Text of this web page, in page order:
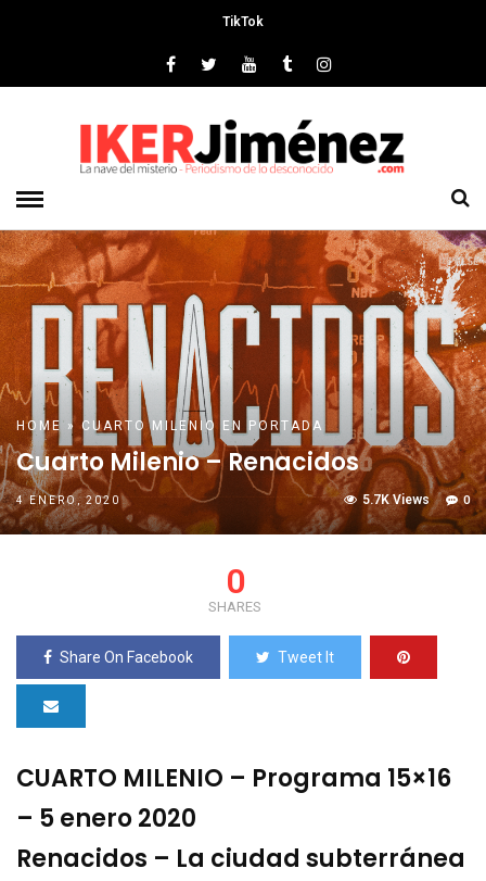
TikTok
HOME »CUARTO MILENIO EN PORTADA
Cuarto Milenio – Renacidos
4 ENERO, 2020 0
5.7K Views
0
SHARES
Share On Facebook Tweet It
CUARTO MILENIO – Programa 15×16
– 5 enero 2020
Renacidos – La ciudad subterránea